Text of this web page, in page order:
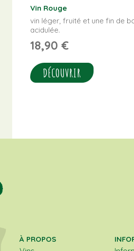
Vin Rouge
vin léger, fruité et une fin de
acidulée.
18,90 €
DÉCOUVRIR
À PROPOS